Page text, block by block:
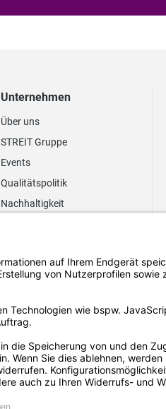
Unternehmen
Über uns
STREIT Gruppe
Events
Qualitätspolitik
Nachhaltigkeit